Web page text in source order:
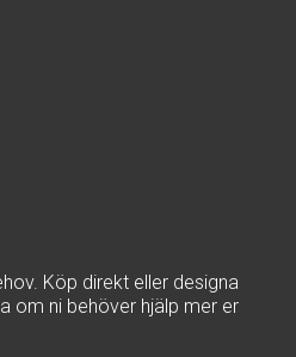
Köp direkt eller designa
om ni behöver hjälp mer er